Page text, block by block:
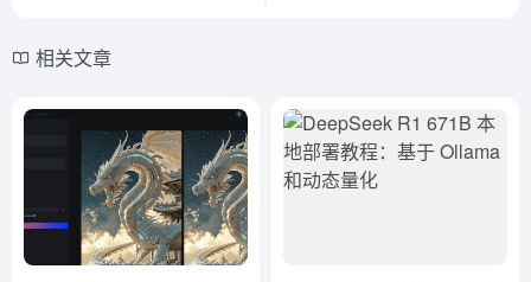
相关文章